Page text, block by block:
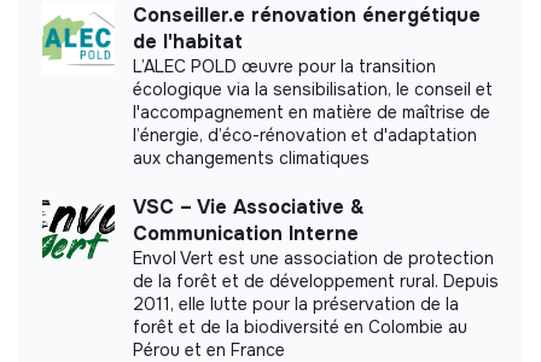
Labels and certifications
This structure did not communicate to us the
labels or certifications that it was able to obtain.
Documents
Did not yet add a transparency document.
Conseiller.e rénovation énergétique
de l'habitat
L’ALEC POLD œuvre pour la transition
écologique via la sensibilisation, le conseil et
l'accompagnement en matière de maîtrise de
l’énergie, d’éco-rénovation et d'adaptation
aux changements climatiques
VSC – Vie Associative &
Communication Interne
Envol Vert est une association de protection
de la forêt et de développement rural. Depuis
2011, elle lutte pour la préservation de la
forêt et de la biodiversité en Colombie au
Pérou et en France